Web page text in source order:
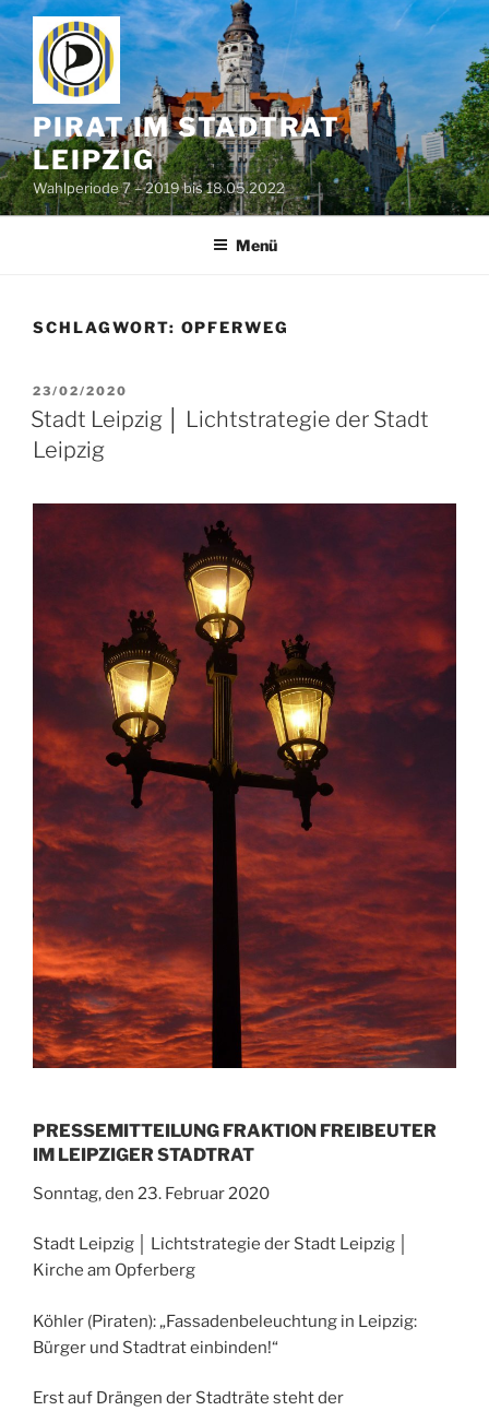
Zum
Inhalt
springen
PIRAT IM STADTRAT
LEIPZIG
Wahlperiode 7 – 2019 bis 18.05.2022
Menü
SCHLAGWORT: OPFERWEG
VERÖFFENTLICHT
AM
23/02/2020
Stadt Leipzig │ Lichtstrategie der Stadt
Leipzig
PRESSEMITTEILUNG FRAKTION FREIBEUTER
IM LEIPZIGER STADTRAT
Sonntag, den 23. Februar 2020
Stadt Leipzig │ Lichtstrategie der Stadt Leipzig │
Kirche am Opferberg
Köhler (Piraten): „Fassadenbeleuchtung in Leipzig:
Bürger und Stadtrat einbinden!“
Erst auf Drängen der Stadträte steht der